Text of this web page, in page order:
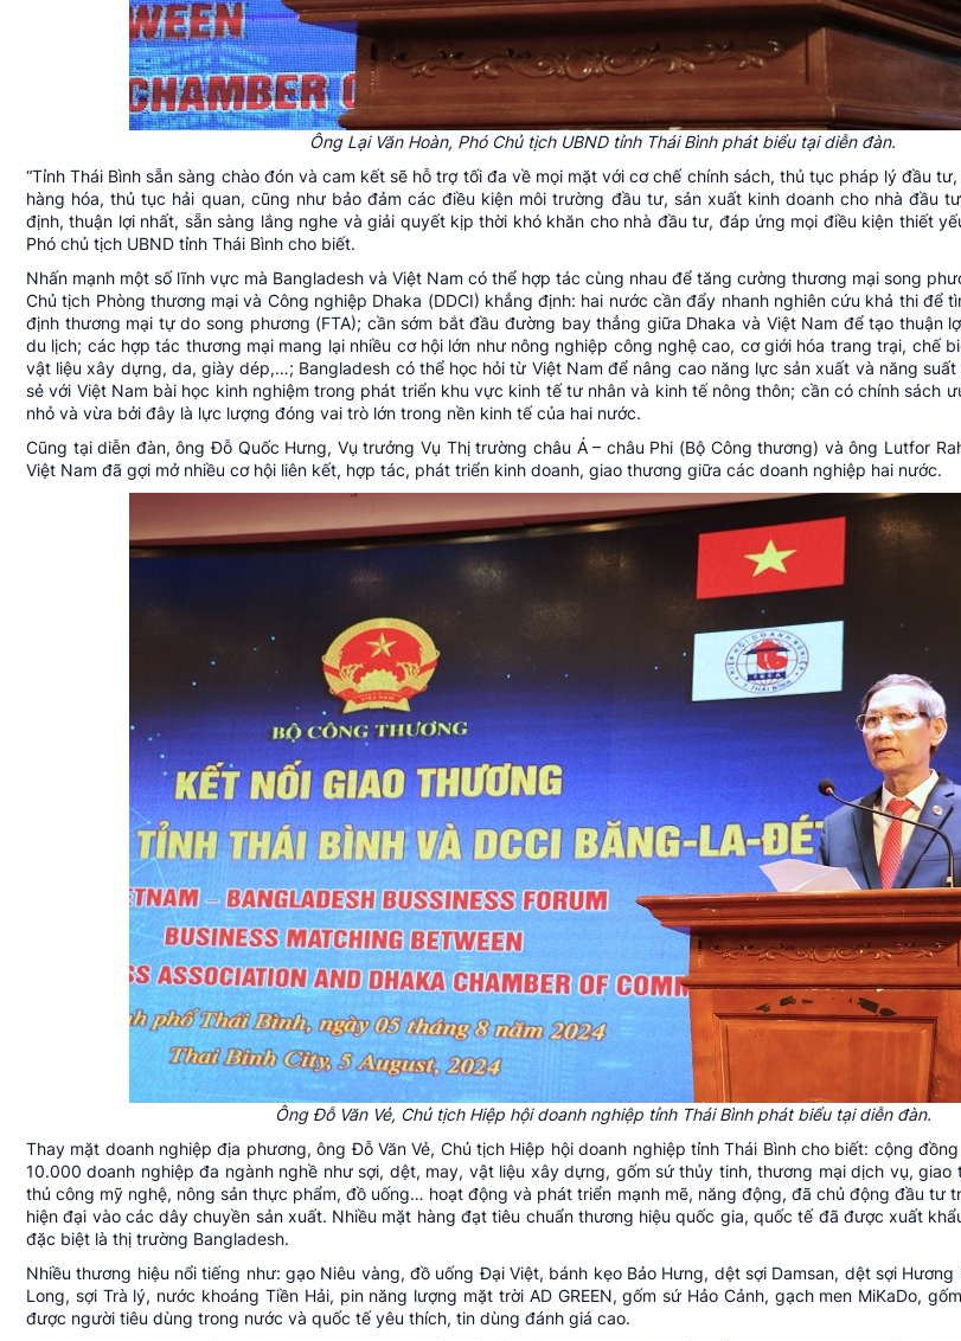
Ông Lại Văn Hoàn, Phó Chủ tịch UBND tỉnh Thái Bình phát biểu tại diễn đàn.
“Tỉnh Thái Bình sẵn sàng chào đón và cam kết sẽ hỗ trợ tối đa về mọi mặt với cơ chế chính sách, thủ tục pháp lý đầu
hàng hóa, thủ tục hải quan, cũng như bảo đảm các điều kiện môi trường đầu tư, sản xuất kinh doanh cho nhà đầu
định, thuận lợi nhất, sẵn sàng lắng nghe và giải quyết kịp thời khó khăn cho nhà đầu tư, đáp ứng mọi điều kiện thiết
Phó chủ tịch UBND tỉnh Thái Bình cho biết.
Nhấn mạnh một số lĩnh vực mà Bangladesh và Việt Nam có thể hợp tác cùng nhau để tăng cường thương mại song
Chủ tịch Phòng thương mại và Công nghiệp Dhaka (DDCI) khẳng định: hai nước cần đẩy nhanh nghiên cứu khả thi để
định thương mại tự do song phương (FTA); cần sớm bắt đầu đường bay thẳng giữa Dhaka và Việt Nam để tạo thuận
du lịch; các hợp tác thương mại mang lại nhiều cơ hội lớn như nông nghiệp công nghệ cao, cơ giới hóa trang trại, chế
vật liệu xây dựng, da, giày dép,…; Bangladesh có thể học hỏi từ Việt Nam để nâng cao năng lực sản xuất và năng
sẻ với Việt Nam bài học kinh nghiệm trong phát triển khu vực kinh tếtư nhân và kinh tế nông thôn; cần có chính sách
nhỏ và vừa bởi đây là lực lượng đóng vai trò lớn trong nền kinh tế của hai nước.
Cũng tại diễn đàn, ông Đỗ Quốc Hưng, Vụ trưởng Vụ Thị trường châu Á – châu Phi (Bộ Công thương) và ông Lutfor
Việt Nam đã gợi mở nhiều cơ hội liên kết, hợp tác, phát triển kinh doanh, giao thương giữa các doanh nghiệp hai nước.
Ông Đỗ Văn Vẻ, Chủ tịch Hiệp hội doanh nghiệp tỉnh Thái Bình phát biểu tại diễn đàn.
Thay mặt doanh nghiệp địa phương, ông Đỗ Văn Vẻ, Chủ tịch Hiệp hội doanh nghiệp tỉnh Thái Bình cho biết: cộng
10.000 doanh nghiệp đa ngành nghề như sợi, dệt, may, vật liệu xây dựng, gốm sứ thủy tinh, thương mại dịch vụ, giao
thủ công mỹ nghệ, nông sản thực phẩm, đồ uống… hoạt động và phát triển mạnh mẽ, năng động, đã chủ động đầu tư
hiện đại vào các dây chuyền sản xuất. Nhiều mặt hàng đạt tiêu chuẩn thương hiệu quốc gia, quốc tế đã được xuất
đặc biệt là thị trường Bangladesh.
Nhiều thương hiệu nổi tiếng như: gạo Niêu vàng, đồ uống Đại Việt, bánh kẹo Bảo Hưng, dệt sợi Damsan, dệt sợi Hương
Long, sợi Trà lý, nước khoáng Tiền Hải, pin năng lượng mặt trời AD GREEN, gốm sứ Hảo Cảnh, gạch men MiKaDo,
được người tiêu dùng trong nước và quốc tế yêu thích, tin dùng đánh giá cao.